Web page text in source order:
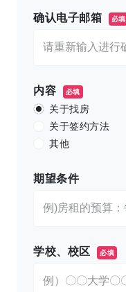
确认电子邮箱 必填
内容 必填
关于找房
关于签约方法
其他
期望条件
学校、校区 必填